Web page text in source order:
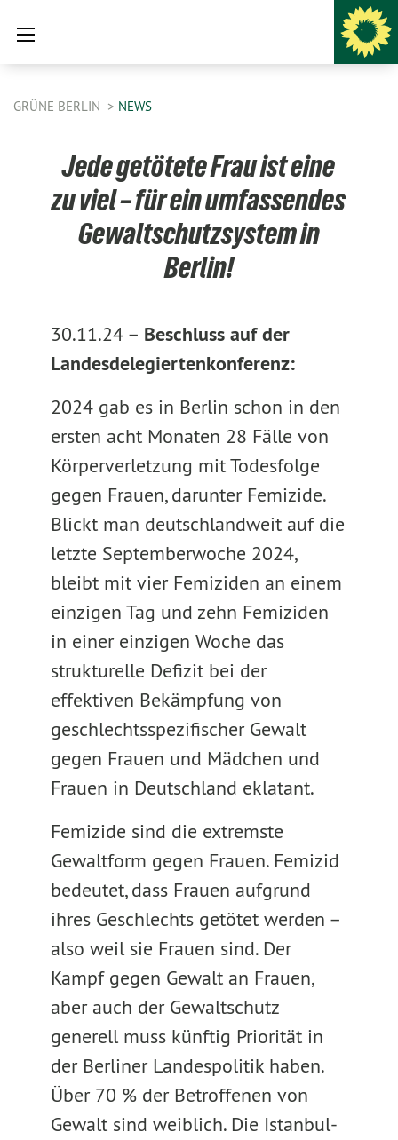
GRÜNE BERLIN NEWS
Jede getötete Frau ist eine
zu viel – für ein umfassendes
Gewaltschutzsystem in
Berlin!
30.11.24 – Beschluss auf der
Landesdelegiertenkonferenz:
2024 gab es in Berlin schon in den
ersten acht Monaten 28 Fälle von
Körperverletzung mit Todesfolge
gegen Frauen, darunter Femizide.
Blickt man deutschlandweit auf die
letzte Septemberwoche 2024,
bleibt mit vier Femiziden an einem
einzigen Tag und zehn Femiziden
in einer einzigen Woche das
strukturelle Defizit bei der
effektiven Bekämpfung von
geschlechtsspezifischer Gewalt
gegen Frauen und Mädchen und
Frauen in Deutschland eklatant.
Femizide sind die extremste
Gewaltform gegen Frauen. Femizid
bedeutet, dass Frauen aufgrund
ihres Geschlechts getötet werden –
also weil sie Frauen sind. Der
Kampf gegen Gewalt an Frauen,
aber auch der Gewaltschutz
generell muss künftig Priorität in
der Berliner Landespolitik haben.
Über 70 % der Betroffenen von
Gewalt sind weiblich. Die Istanbul-